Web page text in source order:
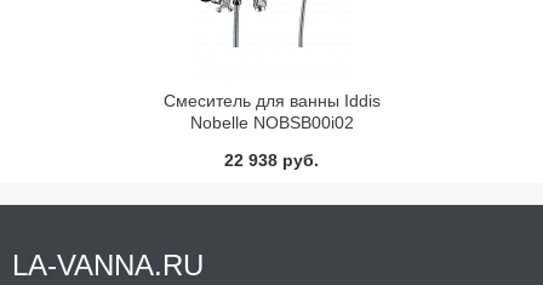
Смеситель для ванны Iddis
Nobelle NOBSB00i02
22 938 руб.
LA-VANNA.RU